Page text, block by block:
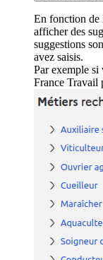
En fonction de
afficher des
suggestions
avez saisis.
Par exemple
France Travail